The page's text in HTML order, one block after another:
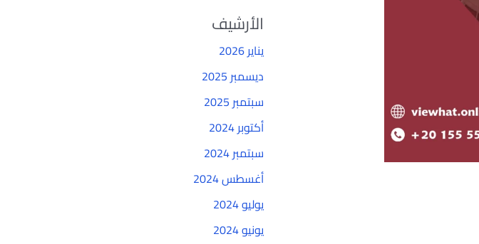
الأرشيف
يناير 2026
ديسمبر 2025
سبتمبر 2025
أكتوبر 2024
سبتمبر 2024
أغسطس 2024
يوليو 2024
يونيو 2024